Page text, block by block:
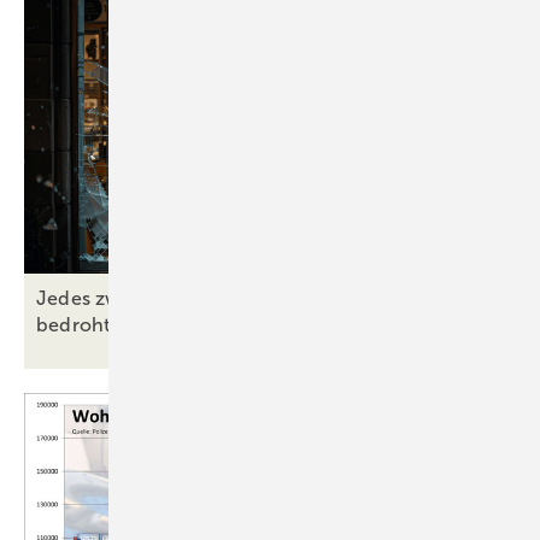
Werkzeuge standhält.
Ergänzend kommen die Kategorien „Durchwurf geprüft“
(TP, Throwing Projectiles) und
„Brandsatz geschützt“ (LS, Liquid Save) hinzu.
Mit den etablierten Widerstandsklassen FE 1 bis FE 5 lassen sich die
meisten Risiken durch Vandalismus zuverlässig abbilden.
Sälzer-Lösungen erreichten hohes
Schutzniveau
Das Ergebnis zeigte, dass die bestehenden Bauelemente bereits ein
hohes Schutzniveau boten. Durch gezielte Anpassungen, etwa bei
Glaseinbindung, verwendeten Gläsern und Verriegelungen, wurden
sie weiter optimiert und an die Vorgaben der Richtlinie angepasst.
Auch die Elementanschlüsse an das Bauwerk wurden umfassend
Jedes zweite Unternehmen von Einbrüchen
bedroht – auch Privatpersonen rüsten